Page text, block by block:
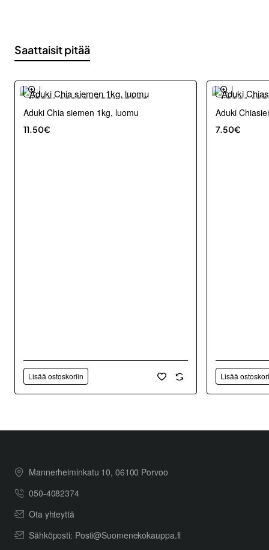
Saattaisit pitää
Aduki Chia siemen 1kg, luomu
11.50€
Lisää ostoskoriin
Aduki
7.50€
Lisää
Mannerheiminkatu 10, 06100 Porvoo
050-4082374
Ota yhteyttä
Sähköposti: Posti@Suomenekokauppa.fi